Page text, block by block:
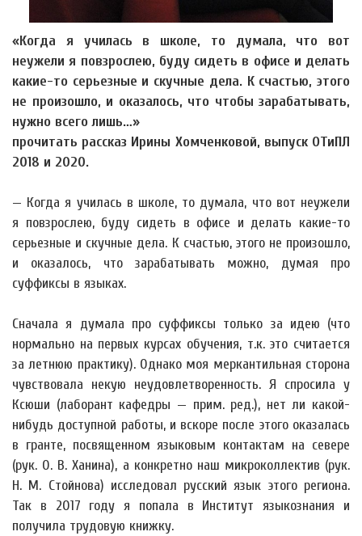
«Когда я училась в школе, то думала, что вот
неужели я повзрослею, буду сидеть в офисе и делать
какие-то серьезные и скучные дела. К счастью, этого
не произошло, и оказалось, что чтобы зарабатывать,
нужно всего лишь…»
прочитать рассказ Ирины Хомченковой, выпуск ОТиПЛ
2018 и 2020.
— Когда я училась в школе, то думала, что вот неужели
я повзрослею, буду сидеть в офисе и делать какие-то
серьезные и скучные дела. К счастью, этого не произошло,
и оказалось, что зарабатывать можно, думая про
суффиксы в языках.
Сначала я думала про суффиксы только за идею (что
нормально на первых курсах обучения, т.к. это считается
за летнюю практику). Однако моя меркантильная сторона
чувствовала некую неудовлетворенность. Я спросила у
Ксюши (лаборант кафедры — прим. ред.), нет ли какой-
нибудь доступной работы, и вскоре после этого оказалась
в гранте, посвященном языковым контактам на севере
(рук. О. В. Ханина), а конкретно наш микроколлектив (рук.
Н. М. Стойнова) исследовал русский язык этого региона.
Так в 2017 году я попала в Институт языкознания и
получила трудовую книжку.